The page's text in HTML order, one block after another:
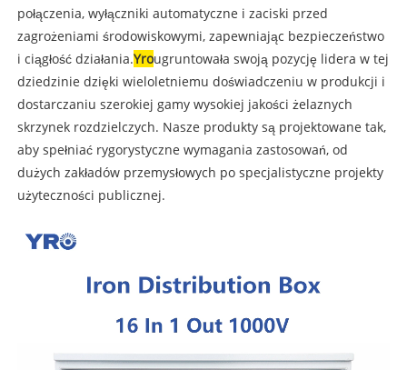
połączenia, wyłączniki automatyczne i zaciski przed
zagrożeniami środowiskowymi, zapewniając bezpieczeństwo
i ciągłość działania.Yrougruntowała swoją pozycję lidera w tej
dziedzinie dzięki wieloletniemu doświadczeniu w produkcji i
dostarczaniu szerokiej gamy wysokiej jakości żelaznych
skrzynek rozdzielczych. Nasze produkty są projektowane tak,
aby spełniać rygorystyczne wymagania zastosowań, od
dużych zakładów przemysłowych po specjalistyczne projekty
użyteczności publicznej.